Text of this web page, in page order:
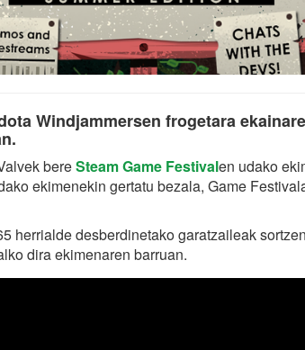
Windjammersen frogetara
bereSteam Game Festivalen udako
ekimenekin gertatu bezala, Game
herrialde desberdinetako garatzaileak
dira ekimenaren barruan.